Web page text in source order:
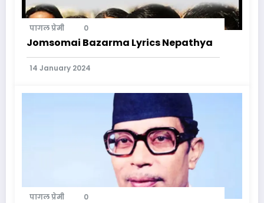
पागल प्रेमी 0
Jomsomai Bazarma Lyrics Nepathya
14 January 2024
पागल प्रेमी 0